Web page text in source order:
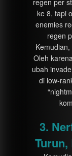
regen per
ke 8, tapi
enemies
regen
Oleh
ubah
di low-
3.
Turun,